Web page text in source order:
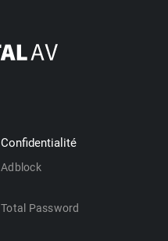
Confidentialité
Adblock
Total Password